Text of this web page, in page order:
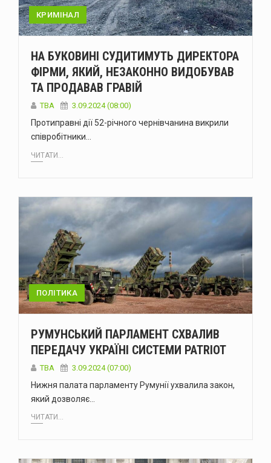
КРИМІНАЛ
НА БУКОВИНІ СУДИТИМУТЬ ДИРЕКТОРА
ФІРМИ, ЯКИЙ, НЕЗАКОННО ВИДОБУВАВ
ТА ПРОДАВАВ ГРАВІЙ
ТВА 3.09.2024 (08:00)
Протиправні дії 52-річного чернівчанина викрили
співробітники…
ЧИТАТИ...
ПОЛІТИКА
РУМУНСЬКИЙ ПАРЛАМЕНТ СХВАЛИВ
ПЕРЕДАЧУ УКРАЇНІ СИСТЕМИ PATRIOT
ТВА 3.09.2024 (07:00)
Нижня палата парламенту Румунії ухвалила закон,
який дозволяє…
ЧИТАТИ...